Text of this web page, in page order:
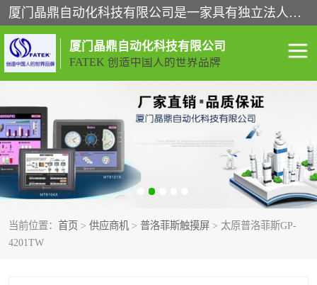
厦门晶鼎自动化科技有限公司是一家具有独立法人资格的高新技术企业；代理销售的产品有台湾威纶触摸屏，魏德米勒全系列，永宏触摸屏,威纶触摸屏,台湾威纶weinview触摸屏,台湾永宏PLC，FATEK,永宏伺服,图儿克总线，施耐德，欧姆龙，西门子，富士变频，K&N蓝系列， BUSSMANN，松下变频器，丹佛斯变频器等。
厦门晶鼎自动化科技有限公司
FATEK 创造中国人的世界品牌
当前位置： 首页 > 供应商机 > 普洛菲斯触摸屏 > 太原普洛菲斯GP-
4201TW
闽台永宏PLC WEINVIEW闽台威纶触摸
正弦变频器正弦伺服 魏德米勒接线端子
ABB电流开关 魏德米勒电源
丹佛斯变频器 MOXA通讯模块